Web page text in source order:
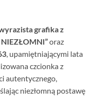
grafika z
NIEZŁOMNI”oraz
, upamiętniającymi lata
czcionka z
autentycznego,
niezłomną postawę